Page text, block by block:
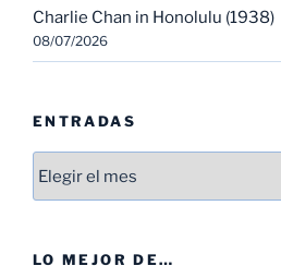
Charlie Chan in Honolulu (1938)
08/07/2026
ENTRADAS
LO MEJOR DE…